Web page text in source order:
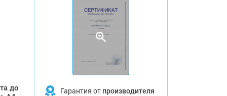
до
Гарантия от производителя